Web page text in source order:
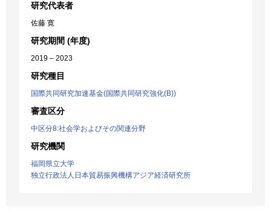
研究代表者
佐藤 寛
研究期間 (年度)
2019 – 2023
研究種目
国際共同研究加速基金(国際共同研究強化(B))
審査区分
中区分8:社会学およびその関連分野
研究機関
福岡県立大学
独立行政法人日本貿易振興機構アジア経済研究所